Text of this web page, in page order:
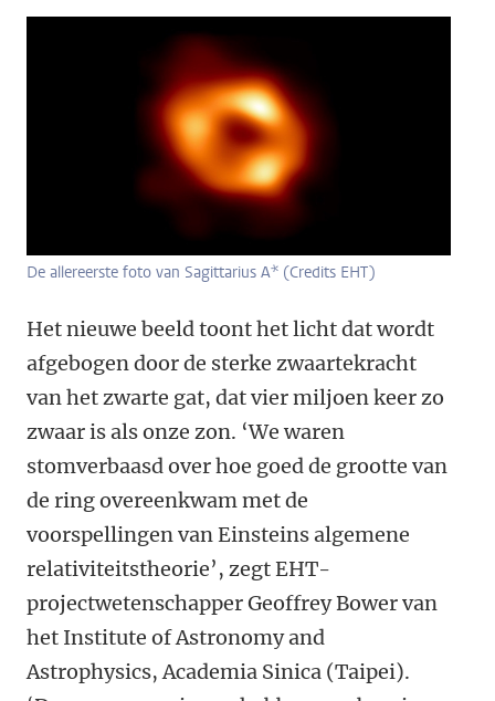
De allereerste foto van Sagittarius A* (Credits EHT)
Het nieuwe beeld toont het licht dat wordt
afgebogen door de sterke zwaartekracht
van het zwarte gat, dat vier miljoen keer zo
zwaar is als onze zon. ‘We waren
stomverbaasd over hoe goed de grootte van
de ring overeenkwam met de
voorspellingen van Einsteins algemene
relativiteitstheorie’, zegt EHT-
projectwetenschapper Geoffrey Bower van
het Institute of Astronomy and
Astrophysics, Academia Sinica (Taipei).